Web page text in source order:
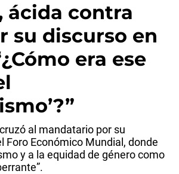
ácida contra
su discurso en
era ese
al mandatario por su
Foro Económico Mundial, donde
y a la equidad de género como